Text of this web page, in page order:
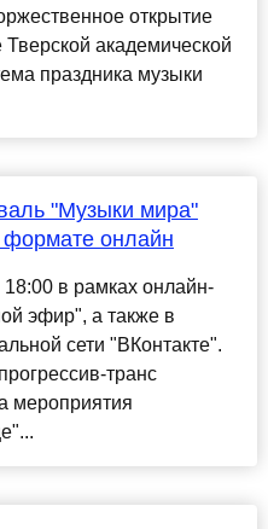
открытие
академической
праздника музыки
"Музыки мира"
формате онлайн
в рамках онлайн-
эфир", а также в
сети "ВКонтакте".
транс
мероприятия